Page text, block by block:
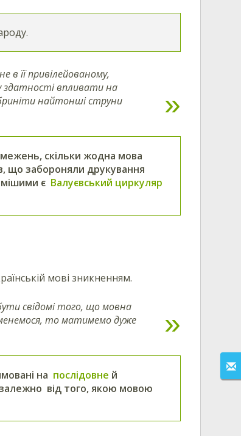
в її привілейованому,
здатності впливати на
найтонші струни
скільки жодна мова
що забороняли друкування
є Валуєвський циркуляр
мові зникненням.
свідомі того, що мовна
то матимемо дуже
на послідовне й
від того, якою мовою